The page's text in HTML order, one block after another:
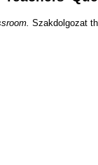
Szakdolgozat